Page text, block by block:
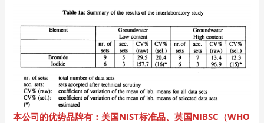
本公司的优势品牌有：美国NIST标准品、英国NIBSC（WHO